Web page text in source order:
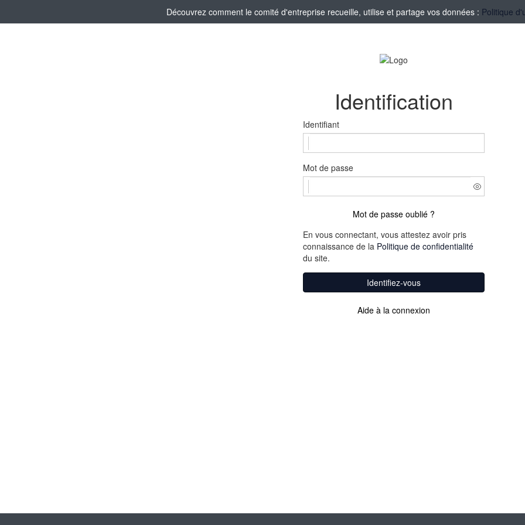
Découvrez comment le comité d'entreprise recueille, utilise et partage vos données : Politique
Identification
Identifiant
Mot de passe
Mot de passe oublié ?
En vous connectant, vous attestez avoir pris
connaissance de la Politique de confidentialité
du site.
Identifiez-vous
Aide à la connexion